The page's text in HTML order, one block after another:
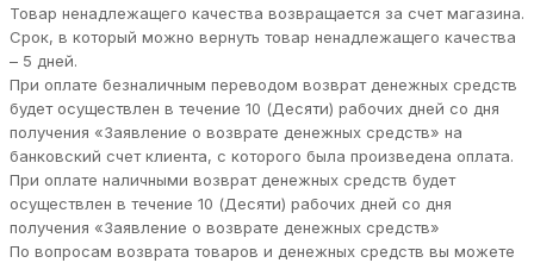
Товар ненадлежащего качества возвращается за счет магазина.
Срок, в который можно вернуть товар ненадлежащего качества
– 5 дней.
При оплате безналичным переводом возврат денежных средств
будет осуществлен в течение 10 (Десяти) рабочих дней со дня
получения «Заявление о возврате денежных средств» на
банковский счет клиента, с которого была произведена оплата.
При оплате наличными возврат денежных средств будет
осуществлен в течение 10 (Десяти) рабочих дней со дня
получения «Заявление о возврате денежных средств»
По вопросам возврата товаров и денежных средств вы можете